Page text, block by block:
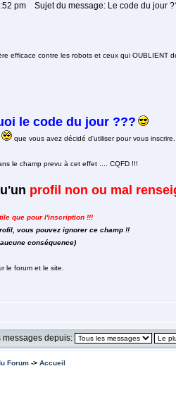
pm Sujet du message: Le code du jour
efficace contre les robots et ceux qui OUBLIENT
le code du jour ???
que vous avez décidé d'utiliser pour vous inscrire.
le champ prevu à cet effet .... CQFD !!!
profil non ou mal
que pour l'inscription !!!
vous pouvez ignorer ce champ !!
conséquence)
le forum et le site.
messages depuis:
Forum-> Accueil